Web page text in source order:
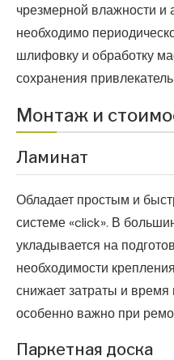
чрезмерной влажности и
необходимо
шлифовку и обработку
сохранения
Монтаж и
Ламинат
Обладает простым и
системе «click». В
укладывается на
необходимости
снижает затраты и
особенно важно при
Паркетная доска